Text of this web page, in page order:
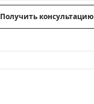
Получить консультацию